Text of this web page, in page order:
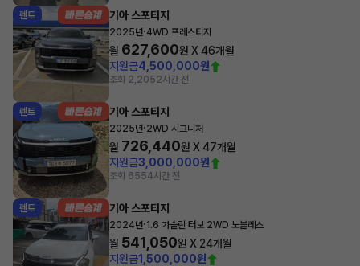
렌트 기아 스포티지
2025년·4WD 프레스티지
월 627,600원 X46개월
지원금4,500,000원
조회 2,2052시간 전
렌트 기아 스포티지
2025년·2WD 시그니처
월 726,440원 X47개월
지원금3,000,000원
조회 6554시간 전
렌트 기아 스포티지
2024년·1.6 가솔린 터보 2WD 노블레스
월 541,050원 X 24개월
지원금1,500,000원